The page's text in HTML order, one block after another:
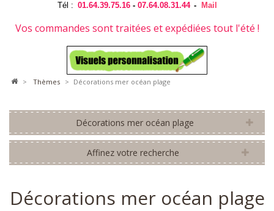
Tél : 01.64.39.75.16 -07.64.08.31.44 - Mail
Vos commandes sont traitées et expédiées tout l'été !
> thèmes > Décorations mer océan plage
Décorations mer océan plage
Affinez votre recherche
Décorations mer océan plage